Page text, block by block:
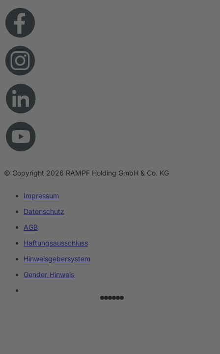
© Copyright 2026 RAMPF Holding GmbH & Co. KG
Impressum
Datenschutz
AGB
Haftungsausschluss
Hinweisgebersystem
Gender-Hinweis